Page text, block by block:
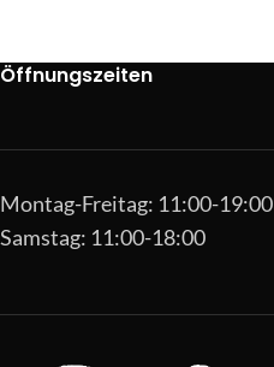
Öffnungszeiten
Montag-Freitag: 11:00-19:00
Samstag: 11:00-18:00